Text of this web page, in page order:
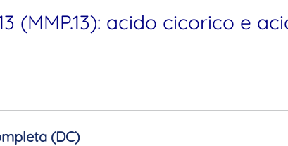
(MMP.13): acido cicorico e
(DC)